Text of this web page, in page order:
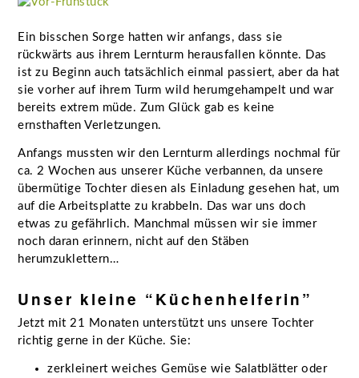
Ein bisschen Sorge hatten wir anfangs, dass sie
rückwärts aus ihrem Lernturm herausfallen könnte. Das
ist zu Beginn auch tatsächlich einmal passiert, aber da hat
sie vorher auf ihrem Turm wild herumgehampelt und war
bereits extrem müde. Zum Glück gab es keine
ernsthaften Verletzungen.
Anfangs mussten wir den Lernturm allerdings nochmal für
ca. 2 Wochen aus unserer Küche verbannen, da unsere
übermütige Tochter diesen als Einladung gesehen hat, um
auf die Arbeitsplatte zu krabbeln. Das war uns doch
etwas zu gefährlich. Manchmal müssen wir sie immer
noch daran erinnern, nicht auf den Stäben
herumzuklettern…
Unser kleine “Küchenhelferin”
Jetzt mit 21 Monaten unterstützt uns unsere Tochter
richtig gerne in der Küche. Sie:
zerkleinert weiches Gemüse wie Salatblätter oder